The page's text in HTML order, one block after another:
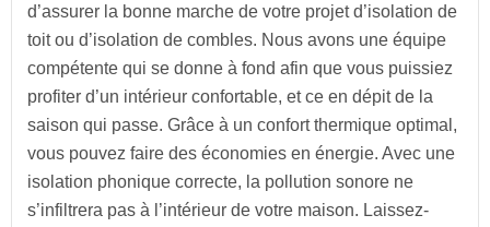
d’assurer la bonne marche de votre projet d’isolation de
toit ou d’isolation de combles. Nous avons une équipe
compétente qui se donne à fond afin que vous puissiez
profiter d’un intérieur confortable, et ce en dépit de la
saison qui passe. Grâce à un confort thermique optimal,
vous pouvez faire des économies en énergie. Avec une
isolation phonique correcte, la pollution sonore ne
s’infiltrera pas à l’intérieur de votre maison. Laissez-